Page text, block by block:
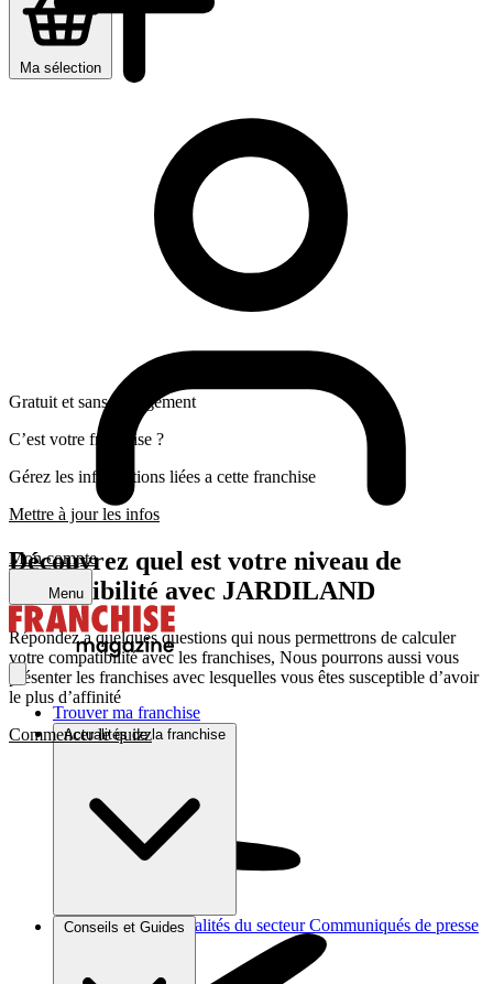
Ma sélection
Mon compte
Menu
Trouver ma franchise
Actualités de la franchise
Brèves et actus Actualités du secteur Communiqués de presse
Conseils et Guides
Gratuit et sans engagement
C’est votre franchise ?
Gérez les informations liées a cette franchise
Mettre à jour les infos
Découvrez quel est votre niveau de
compatibilité avec JARDILAND
Répondez a quelques questions qui nous permettrons de calculer
votre compatibilité avec les franchises, Nous pourrons aussi vous
présenter les franchises avec lesquelles vous êtes susceptible d’avoir
le plus d’affinité
Commencer le quizz